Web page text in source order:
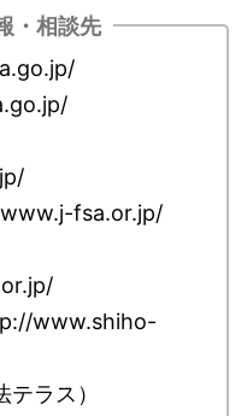
・相談先
fsa.or.jp/
www.shiho-
テラス）